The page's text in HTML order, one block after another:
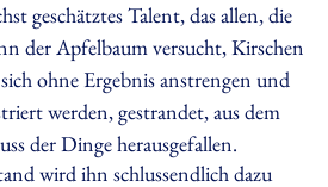
geschätztes Talent, das allen, die
der Apfelbaum versucht, Kirschen
ohne Ergebnis anstrengen und
werden, gestrandet, aus dem
der Dinge herausgefallen.
wird ihn schlussendlich dazu